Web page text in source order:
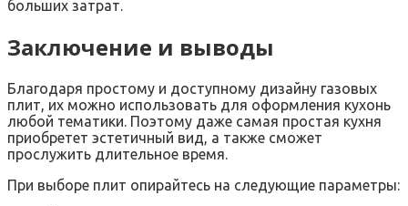
больших затрат.
Заключение и выводы
Благодаря простому и доступному дизайну газовых
плит, их можно использовать для оформления кухонь
любой тематики. Поэтому даже самая простая кухня
приобретет эстетичный вид, а также сможет
прослужить длительное время.
При выборе плит опирайтесь на следующие параметры: